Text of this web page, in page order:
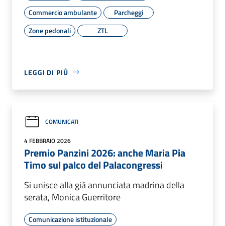
Commercio ambulante
Parcheggi
Zone pedonali
ZTL
LEGGI DI PIÙ
COMUNICATI
4 FEBBRAIO 2026
Premio Panzini 2026: anche Maria Pia
Timo sul palco del Palacongressi
Si unisce alla già annunciata madrina della
serata, Monica Guerritore
Comunicazione istituzionale